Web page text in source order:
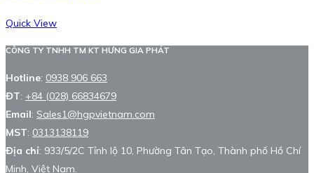
Quick View
CÔNG TY TNHH TM KT HƯNG GIA PHÁT
Hotline: 0938 906 663
ĐT: +84 (028) 66834679
Email: Sales1@hgpvietnam.com
MST: 0313138119
Địa chỉ: 933/5/2C Tỉnh lộ 10, Phường Tân Tạo, Thành phố Hồ Chí
Minh, Việt Nam.